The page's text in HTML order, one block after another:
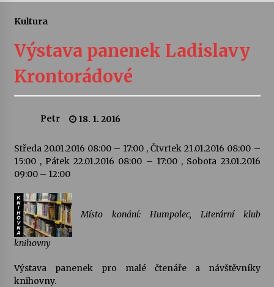
Letní koncerty ve Stromovce: Ars Camerata a
Sukuba Ensemble
Vernisáž výstavy Josefíny Duškové: Stávám se
30. 7. 2026
Kultura
Výstava panenek Ladislavy
Krontorádové
Petr 18. 1. 2016
Středa 20.01.2016 08:00 – 17:00 , Čtvrtek 21.01.2016 08:00 –
15:00 , Pátek 22.01.2016 08:00 – 17:00 , Sobota 23.01.2016
09:00 – 12:00
Místo konání: Humpolec, Literární klub
knihovny
Výstava panenek pro malé čtenáře a návštěvníky
knihovny.